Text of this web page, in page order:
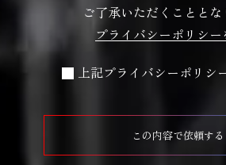
ご了承いただくこととな
プライバシーポリシー
上記プライバシーポリシ
この内容で依頼する